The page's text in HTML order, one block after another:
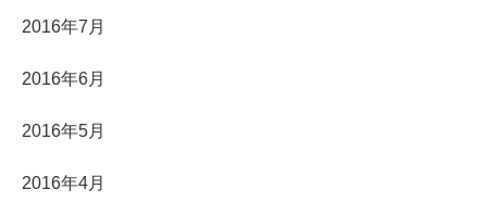
2016年7月
2016年6月
2016年5月
2016年4月